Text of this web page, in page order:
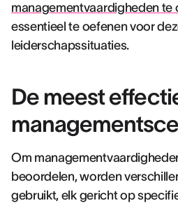
managementvaardigheden te
essentieel te oefenen voor
leiderschapssituaties.
De meest
Om
beoordelen, worden
gebruikt, elk gericht op